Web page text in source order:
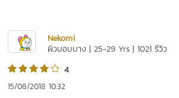
Nekomi
ผิวบอบบาง | 25-29 Yrs | 1021 รีวิว
4
15/08/2018 10:32